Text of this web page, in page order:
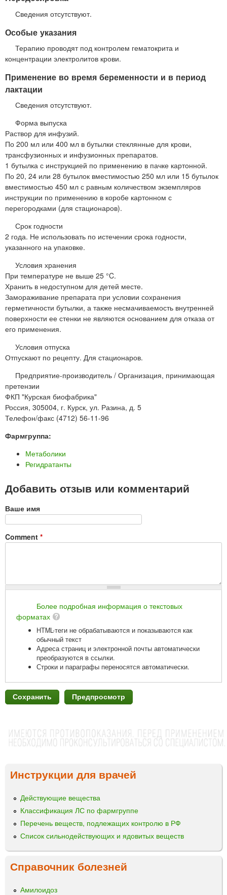
Сведения отсутствуют.
Особые указания
Терапию проводят под контролем гематокрита и
концентрации электролитов крови.
Применение во время беременности и в период
лактации
Сведения отсутствуют.
Форма выпуска
Раствор для инфузий.
По 200 мл или 400 мл в бутылки стеклянные для крови,
трансфузионных и инфузионных препаратов.
1 бутылка с инструкцией по применению в пачке картонной.
По 20, 24 или 28 бутылок вместимостью 250 мл или 15 бутылок
вместимостью 450 мл с равным количеством экземпляров
инструкции по применению в коробе картонном с
перегородками (для стационаров).
Срок годности
2 года. Не использовать по истечении срока годности,
указанного на упаковке.
Условия хранения
При температуре не выше 25 °C.
Хранить в недоступном для детей месте.
Замораживание препарата при условии сохранения
герметичности бутылки, а также несмачиваемость внутренней
поверхности ее стенки не являются основанием для отказа от
его применения.
Условия отпуска
Отпускают по рецепту. Для стационаров.
Предприятие-производитель / Организация, принимающая
претензии
ФКП "Курская биофабрика"
Россия, 305004, г. Курск, ул. Разина, д. 5
Телефон/факс (4712) 56-11-96
Фармгруппа:
Метаболики
Регидратанты
Добавить отзыв или комментарий
Ваше имя
Comment *
Более подробная информация о текстовых
форматах
HTML-теги не обрабатываются и показываются как
обычный текст
Адреса страниц и электронной почты автоматически
преобразуются в ссылки.
Строки и параграфы переносятся автоматически.
Инструкции для врачей
Действующие вещества
Классификация ЛС по фармгруппе
Перечень веществ, подлежащих контролю в РФ
Список сильнодействующих и ядовитых веществ
Справочник болезней
Амилоидоз